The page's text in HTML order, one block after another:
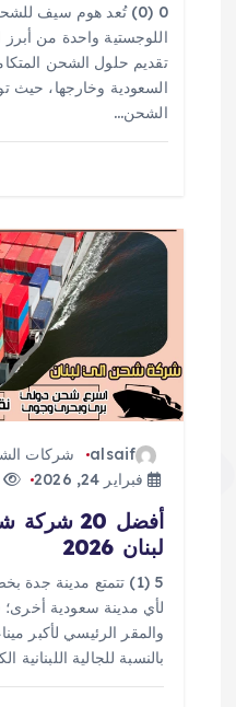
ت
0 (0) تُعد هوم سيف
اللوجستية واحدة من
تقديم حلول الشحن
السعودية وخارجها، حيث
الشحن…
alsaif
شركات
فبراير 24, 2026
349 views
أفضل 20
لبنان 2026
5 (1) تتمتع مدينة جدة
لأي مدينة سعودية أخرى؛
والمقر الرئيسي لأكبر
بالنسبة للجالية اللبنانية